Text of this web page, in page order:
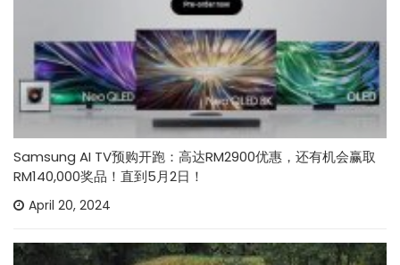
Samsung AI TV预购开跑：高达RM2900优惠，还有机会赢取
RM140,000奖品！直到5月2日！
April 20, 2024